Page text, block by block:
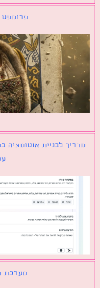
פרומפט
לבניית אוטומציה
על פי
מערכת דיוור